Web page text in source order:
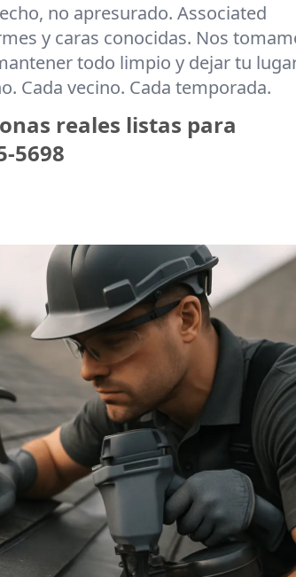
no apresurado. Associated
y caras conocidas. Nos
todo limpio y dejar tu
Cada vecino. Cada temporada.
reales listas para
5698